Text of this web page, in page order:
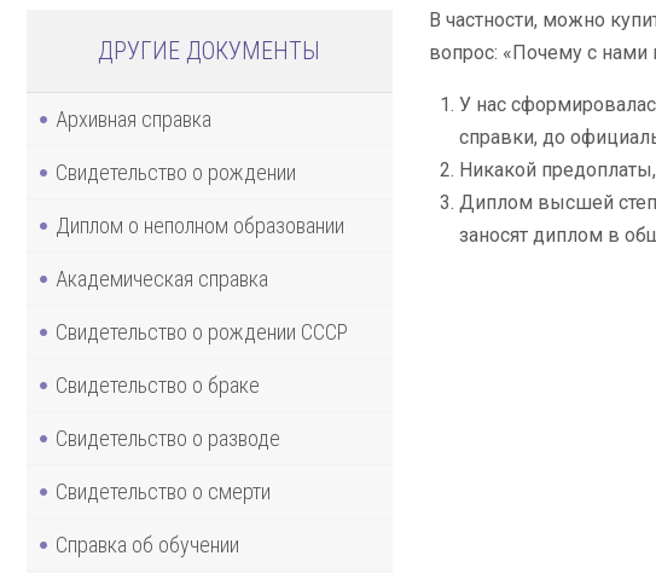
ДРУГИЕ ДОКУМЕНТЫ
Архивная справка
Свидетельство о рождении
Диплом о неполном образовании
Академическая справка
Свидетельство о рождении СССР
Свидетельство о браке
Свидетельство о разводе
Свидетельство о смерти
Справка об обучении
В частности, можно
вопрос: «Почему с нами
У нас
справки, до
Никакой
Диплом высшей
заносят диплом в